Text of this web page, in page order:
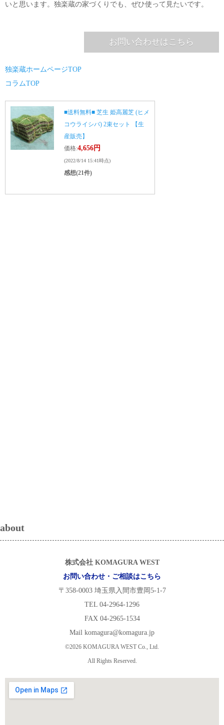
いと思います。独楽蔵の家づくりでも、ぜひ使って見たいです。
お問い合わせはこちら
独楽蔵ホームページTOP
コラムTOP
■送料無料■ 芝生 姫高麗芝 (ヒメ
コウライシバ) 2束セット 【生
産販売】
価格:4,656円
(2022/8/14 15:41時点)
感想(21件)
about
株式会社 KOMAGURA WEST
お問い合わせ・ご相談はこちら
〒358-0003 埼玉県入間市豊岡5-1-7
TEL 04-2964-1296
FAX 04-2965-1534
Mail komagura@komagura.jp
©2026 KOMAGURA WEST Co., Ltd.
All Rights Reserved.